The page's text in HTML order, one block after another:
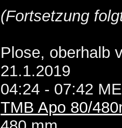
(Fortsetzung
Plose, oberhalb
21.1.2019
04:24 - 07:42
TMB Apo 80/